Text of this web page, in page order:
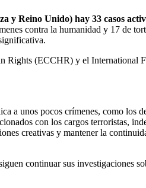
y Reino Unido) hay 33 casos
contra la humanidad y 17 de
Rights (ECCHR) y el International
a unos pocos crímenes, como los
con los cargos terroristas,
creativas y mantener la
continuar sus investigaciones